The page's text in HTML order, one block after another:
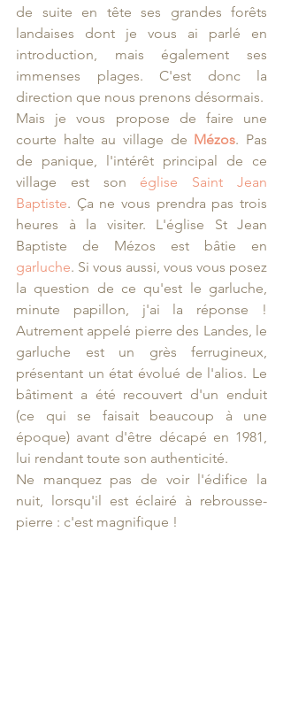
de suite en tête ses grandes forêts
landaises dont je vous ai parlé en
introduction, mais également ses
immenses plages. C'est donc la
direction que nous prenons désormais.
Mais je vous propose de faire une
courte halte au village de Mézos. Pas
de panique, l'intérêt principal de ce
village est son église Saint Jean
Baptiste. Ça ne vous prendra pas trois
heures à la visiter. L'église St Jean
garluche. Si vous aussi, vous vous posez
la question de ce qu'est le garluche,
minute papillon, j'ai la réponse !
Autrement appelé pierre des Landes, le
garluche est un grès ferrugineux,
présentant un état évolué de l'alios. Le
bâtiment a été recouvert d'un enduit
(ce qui se faisait beaucoup à une
époque) avant d'être décapé en 1981,
lui rendant toute son authenticité.
Ne manquez pas de voir l'édifice la
nuit, lorsqu'il est éclairé à rebrousse-
pierre : c'est magnifique !